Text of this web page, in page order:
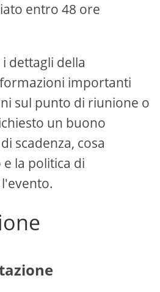
entro 48 ore
dettagli della
importanti
sul punto di riunione o
un buono
scadenza, cosa
la politica di